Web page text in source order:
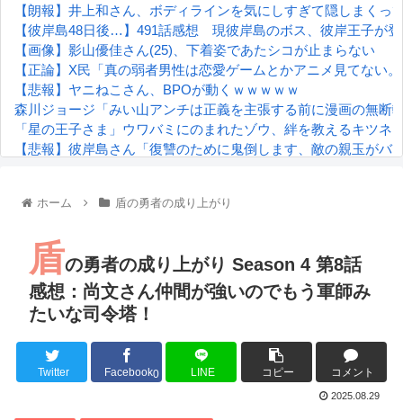
【朗報】井上和さん、ボディラインを気にしすぎて隠しまくっ
【彼岸島48日後…】491話感想 現彼岸島のボス、彼岸王子が
【画像】影山優佳さん(25)、下着姿であたシコが止まらない
【正論】X民「真の弱者男性は恋愛ゲームとかアニメ見てな
【悲報】ヤニねこさん、BPOが動くｗｗｗｗｗ
森川ジョージ「みい山アンチは正義を主張する前に漫画の無
「星の王子さま」ウワバミにのまれたゾウ、絆を教えるキツ
【悲報】彼岸島さん「復讐のために鬼倒します、敵の親玉が
『進撃の巨人』で一番面白いところってｗｗｗｗｗ
るろうに剣心 -明治剣客浪漫譚- 京都動乱 第33話の感想
同盟、帝国、フェザーン。生まれるなら何処がいいか問題！
Powered by livedoor 相互RSS
ホーム 盾の勇者の成り上がり
盾の勇者の成り上がり Season 4 第8話
感想：尚文さん仲間が強いのでもう軍師み
たいな司令塔！
Twitter Facebook0 LINE コピー コメント
2025.08.29